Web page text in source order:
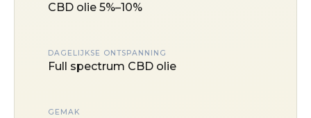
CBD olie 5%–10%
DAGELIJKSE ONTSPANNING
Full spectrum CBD olie
GEMAK